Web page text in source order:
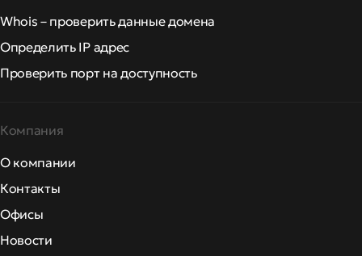
Whois – проверить данные домена
Определить IP адрес
Проверить порт на доступность
Компания
О компании
Контакты
Офисы
Новости